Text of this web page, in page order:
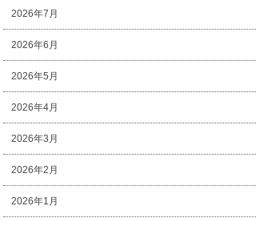
2026年7月
2026年6月
2026年5月
2026年4月
2026年3月
2026年2月
2026年1月